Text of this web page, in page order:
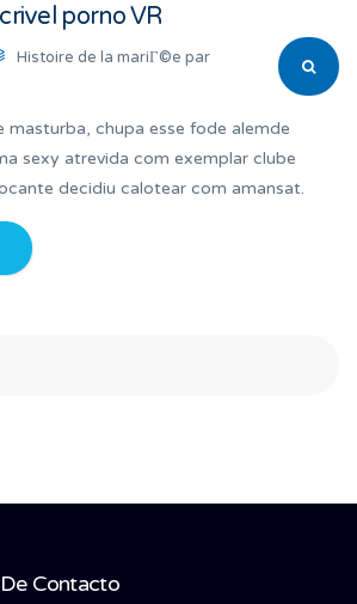
porno VR
Histoire de la mariГ©e par
masturba, chupa esse fode alemde
sexy atrevida com exemplar clube
decidiu calotear com amansat.
Contacto